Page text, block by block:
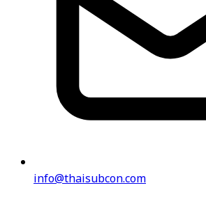
info@thaisubcon.com